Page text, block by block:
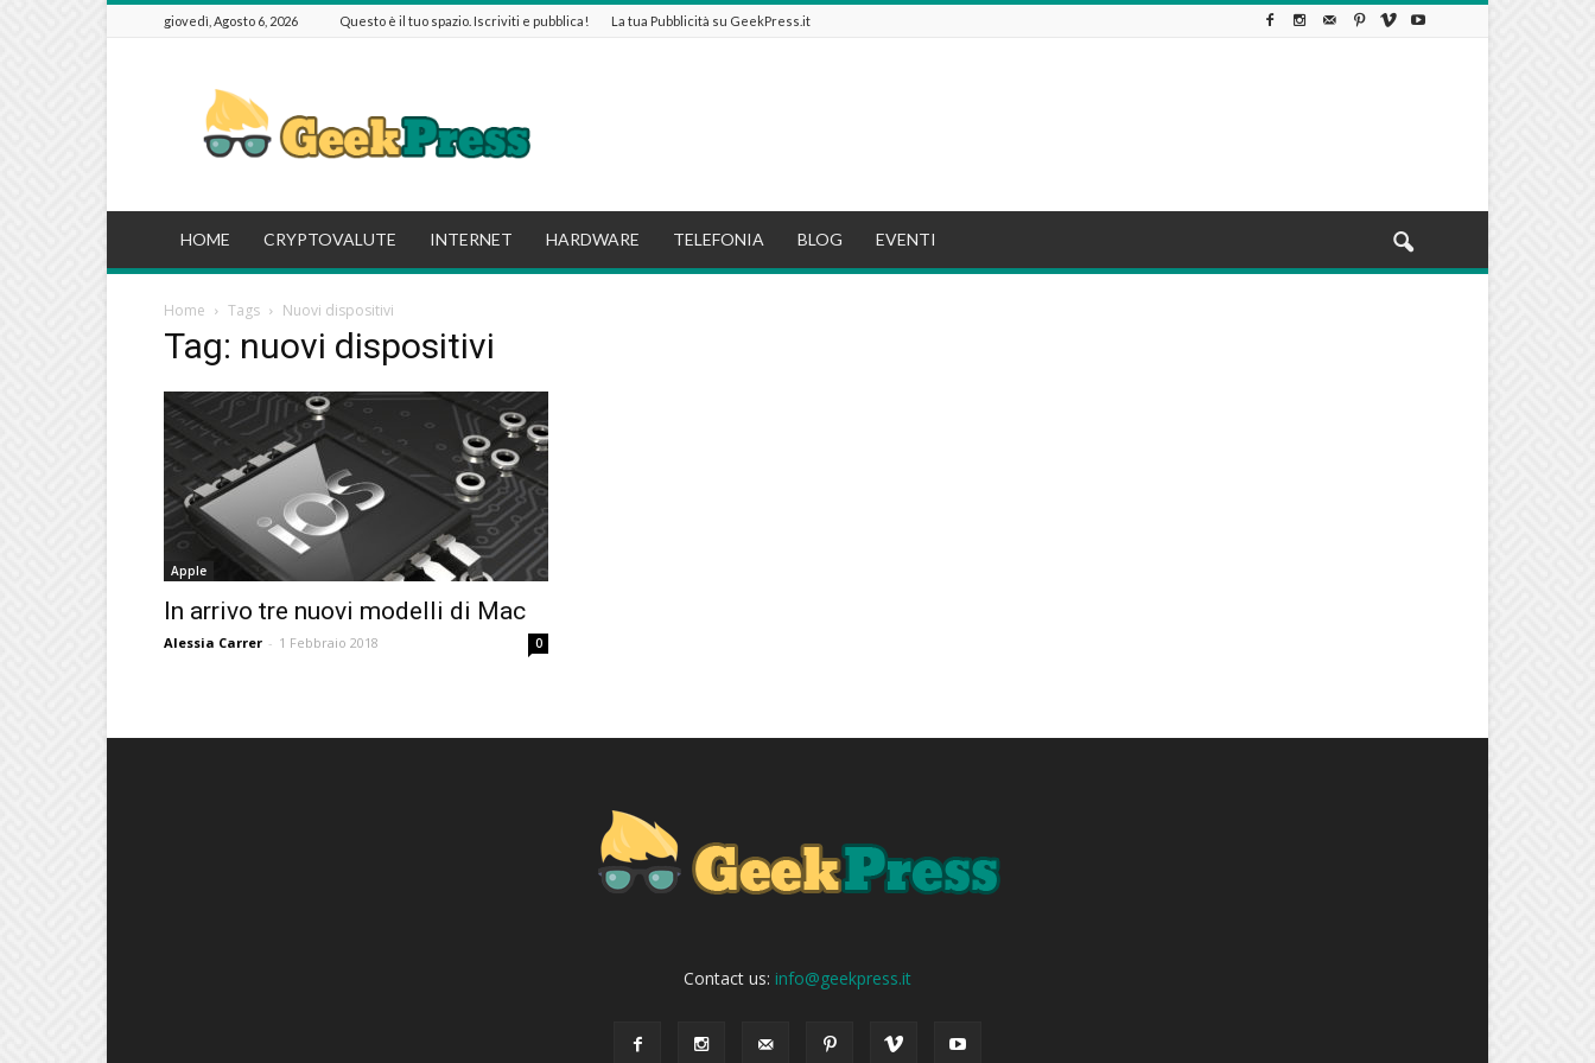
giovedì, Agosto 6, 2026 Questo è il tuo spazio. Iscriviti e pubblica! La tua Pubblicità su GeekPress.it
HOME CRYPTOVALUTE INTERNET HARDWARE TELEFONIA BLOG EVENTI
Home Tags Nuovi dispositivi
Tag: nuovi dispositivi
Apple
In arrivo tre nuovi modelli di Mac
Alessia Carrer - 1 Febbraio 2018 0
Contact us: info@geekpress.it